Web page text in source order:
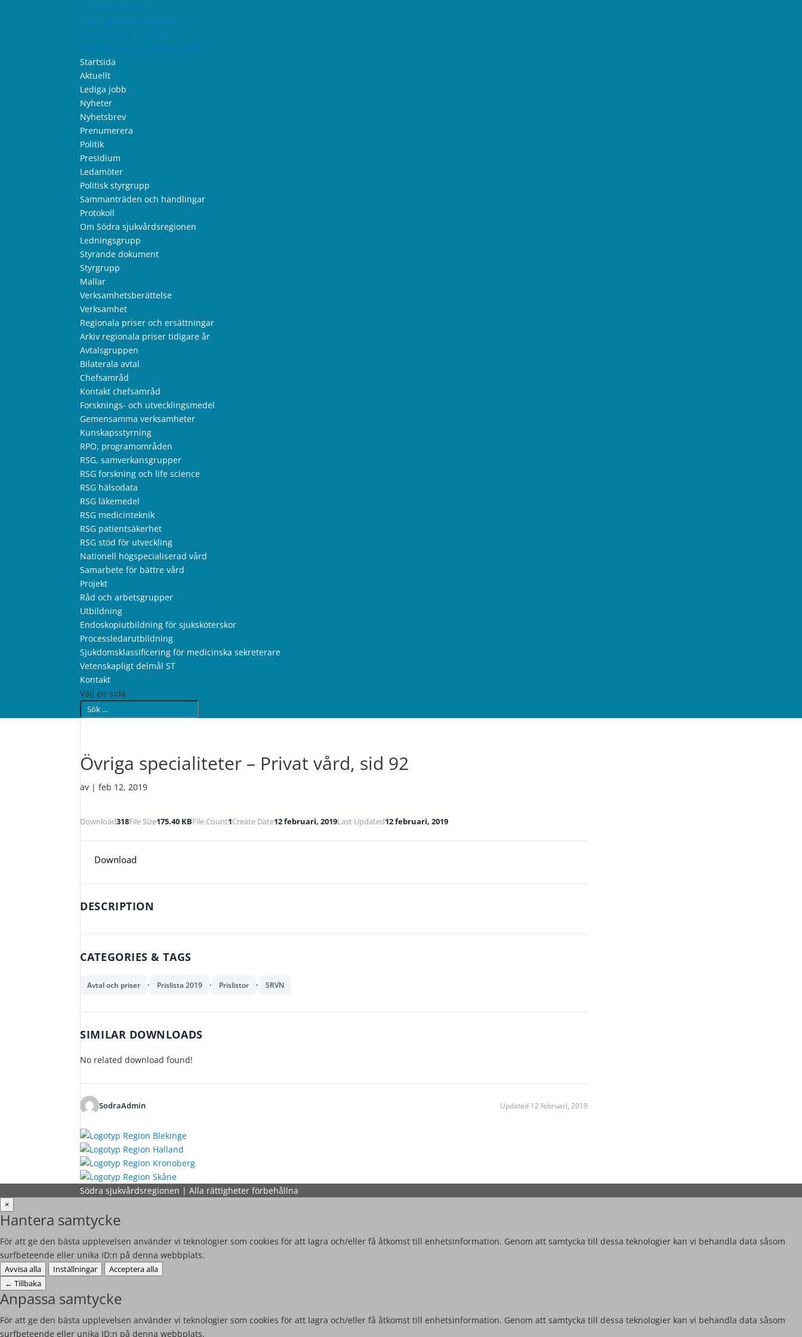
Om webbplatsen
Tillgänglighetsredogörelse
Information om cookies
Information om personuppgifter
Startsida
Aktuellt
Lediga jobb
Nyheter
Nyhetsbrev
Prenumerera
Politik
Presidium
Ledamöter
Politisk styrgrupp
Sammanträden och handlingar
Protokoll
Om Södra sjukvårdsregionen
Ledningsgrupp
Styrande dokument
Styrgrupp
Mallar
Verksamhetsberättelse
Verksamhet
Regionala priser och ersättningar
Arkiv regionala priser tidigare år
Avtalsgruppen
Bilaterala avtal
Chefsamråd
Kontakt chefsamråd
Forsknings- och utvecklingsmedel
Gemensamma verksamheter
Kunskapsstyrning
RPO, programområden
RSG, samverkansgrupper
RSG forskning och life science
RSG hälsodata
RSG läkemedel
RSG medicinteknik
RSG patientsäkerhet
RSG stöd för utveckling
Nationell högspecialiserad vård
Samarbete för bättre vård
Projekt
Råd och arbetsgrupper
Utbildning
Endoskopiutbildning för sjuksköterskor
Processledarutbildning
Sjukdomsklassificering för medicinska sekreterare
Vetenskapligt delmål ST
Kontakt
Välj en sida
Övriga specialiteter – Privat vård, sid 92
av |feb 12, 2019
Download318File Size175.40 KBFile Count1Create Date12 februari, 2019Last Updated12 februari, 2019
Download
DESCRIPTION
CATEGORIES & TAGS
Avtal och priser , Prislista 2019 , Prislistor , SRVN
SIMILAR DOWNLOADS
No related download found!
SodraAdmin Updated 12 februari, 2019
Södra sjukvårdsregionen | Alla rättigheter förbehållna
×
Hantera samtycke
För att ge den bästa upplevelsen använder vi teknologier som cookies för att lagra och/eller få åtkomst till enhetsinformation. Genom att samtycka till dessa teknologier kan vi behandla data såsom
surfbeteende eller unika ID:n på denna webbplats.
Avvisa alla Inställningar
Acceptera alla
← Tillbaka
Anpassa samtycke
För att ge den bästa upplevelsen använder vi teknologier som cookies för att lagra och/eller få åtkomst till enhetsinformation. Genom att samtycka till dessa teknologier kan vi behandla data såsom
surfbeteende eller unika ID:n på denna webbplats.